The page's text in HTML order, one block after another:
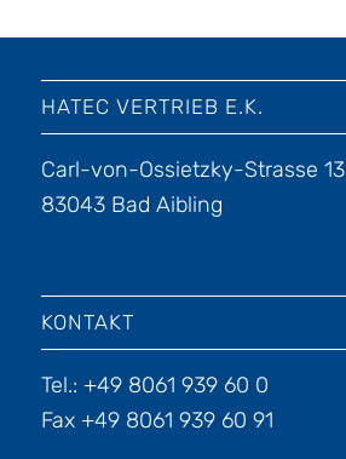
HATEC VERTRIEB E.K.
Carl-von-Ossietzky-Strasse 13
83043 Bad Aibling
KONTAKT
Tel.: +49 8061 939 60 0
Fax +49 8061 939 60 91